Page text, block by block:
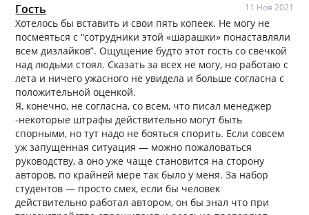
Гость 11 Ноя 2021
Хотелось бы вставить и свои пять копеек. Не могу не
посмеяться с “сотрудники этой «шарашки» понаставляли
всем дизлайков”. Ощущение будто этот гость со свечкой
над людьми стоял. Сказать за всех не могу, но работаю с
лета и ничего ужасного не увидела и больше согласна с
положительной оценкой.
Я, конечно, не согласна, со всем, что писал менеджер
-некоторые штрафы действительно могут быть
спорными, но тут надо не бояться спорить. Если совсем
уж запущенная ситуация — можно пожаловаться
руководству, а оно уже чаще становится на сторону
авторов, по крайней мере так было у меня. За набор
студентов — просто смех, если бы человек
действительно работал автором, он бы знал что при